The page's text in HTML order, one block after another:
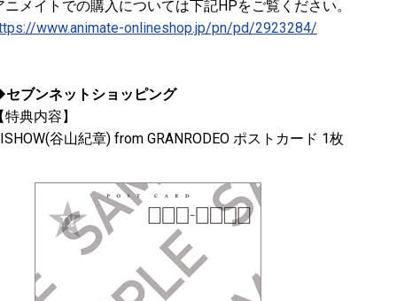
ニメイトでの購入については下記HPをご覧ください。
www.animate-onlineshop.jp/pn/pd/2923284/
ブンネットショッピング
特典内容】
谷山紀章) from GRANRODEO ポストカード 1枚